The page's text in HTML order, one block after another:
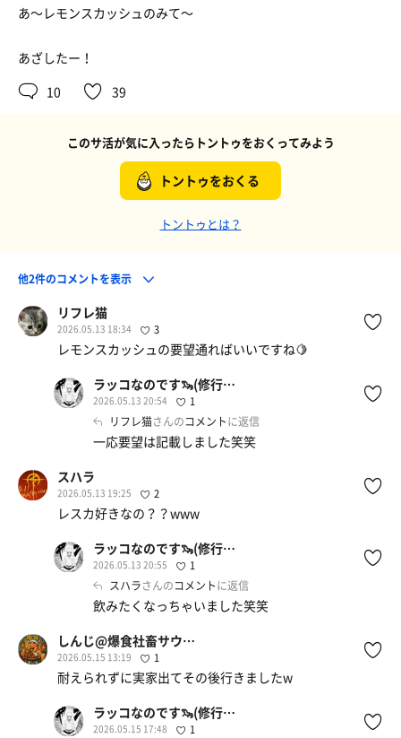
あ〜レモンスカッシュのみて〜
あざしたー！
10
39
このサ活が気に入ったらトントゥをおくってみよう
トントゥをおくる
トントゥとは？
他2件のコメントを表示
リフレ猫
2026.05.13 18:34 3
レモンスカッシュの要望通ればいいですね🍋
ラッコなのです🦦(修行中)
2026.05.13 20:54 1
リフレ猫さんのコメントに返信
一応要望は記載しました笑笑
スハラ
2026.05.13 19:25 2
レスカ好きなの？？www
ラッコなのです🦦(修行中)
2026.05.13 20:55 1
スハラさんのコメントに返信
飲みたくなっちゃいました笑笑
しんじ@爆食社畜サウナー(硫黄泉苦手)
2026.05.15 13:19 1
耐えられずに実家出てその後行きましたw
ラッコなのです🦦(修行中)
2026.05.15 17:48 1